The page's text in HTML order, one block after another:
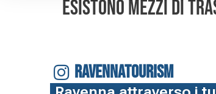
Esistono mezzi di
RAVENNATOURISM